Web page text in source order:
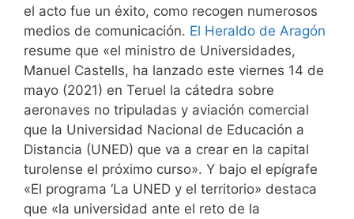
el acto fue un éxito, como recogen numerosos
medios de comunicación. El Heraldo de Aragón
resume que «el ministro de Universidades,
Manuel Castells, ha lanzado este viernes 14 de
mayo (2021) en Teruel la cátedra sobre
aeronaves no tripuladas y aviación comercial
que la Universidad Nacional de Educación a
Distancia (UNED) que va a crear en la capital
turolense el próximo curso». Y bajo el epígrafe
«El programa ‘La UNED y el territorio» destaca
que «la universidad ante el reto de la